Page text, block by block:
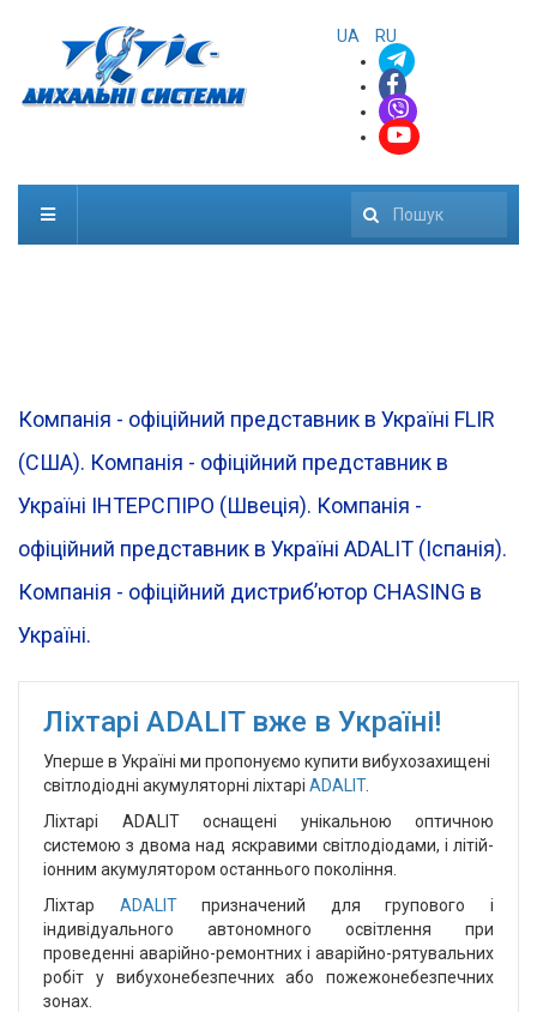
UA RU
Пошук
Компанія - офіційний представник в Україні FLIR
(CША). Компанія - офіційний представник в
Україні ІНТЕРСПІРО (Швеція). Компанія -
офіційний представник в Україні ADALIT (Іспанія).
Компанія - офіційний дистрибʼютор CHASING в
Україні.
Ліхтарі ADALIT вже в Україні!
Уперше в Україні ми пропонуємо купити вибухозахищені
світлодіодні акумуляторні ліхтарі ADALIT.
Ліхтарі ADALIT оснащені унікальною оптичною
системою з двома над яскравими світлодіодами, і літій-
іонним акумулятором останнього покоління.
Ліхтар ADALITпризначений для групового і
індивідуального автономного освітлення при
проведенні аварійно-ремонтних і аварійно-рятувальних
робіт у вибухонебезпечних або пожежонебезпечних
зонах.